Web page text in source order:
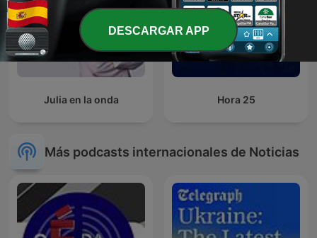
Julia en la onda Hora 25
Más podcasts internacionales de Noticias
DESCARGAR APP